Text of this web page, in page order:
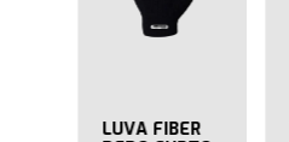
LUVA FIBER